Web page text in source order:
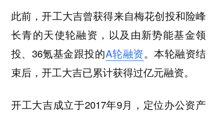
此前，开工大吉曾获得来自梅花创投和险峰
长青的天使轮融资，以及由新势能基金领
投、36氪基金跟投的A轮融资。本轮融资结
束后，开工大吉已累计获得过亿元融资。
开工大吉成立于2017年9月，定位办公资产